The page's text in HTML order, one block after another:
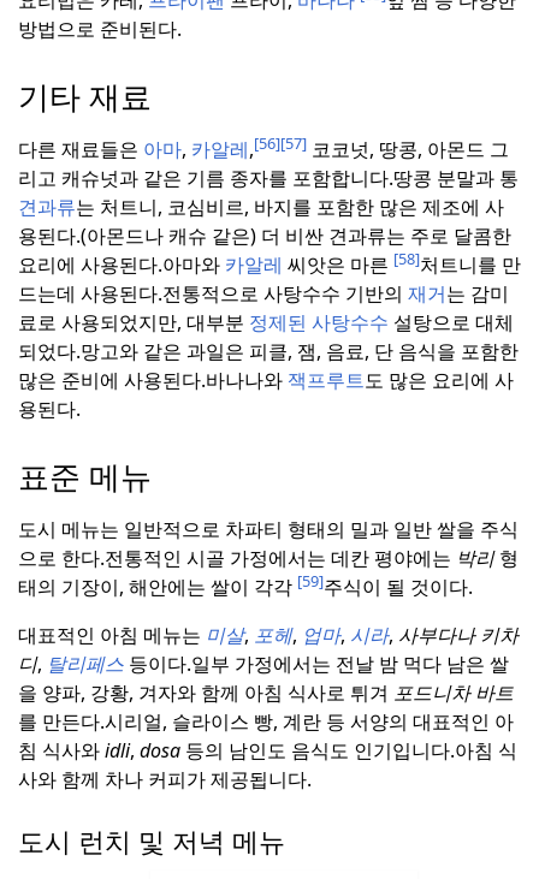
방법으로 준비된다.
기타 재료
다른 재료들은 아마, 카알레,[56][57] 코코넛, 땅콩, 아몬드 그
리고 캐슈넛과 같은 기름 종자를 포함합니다.땅콩 분말과 통
견과류는 처트니, 코심비르, 바지를 포함한 많은 제조에 사
용된다.(아몬드나 캐슈 같은) 더 비싼 견과류는 주로 달콤한
요리에 사용된다.아마와 카알레 씨앗은 마른 [58]처트니를 만
드는데 사용된다.전통적으로 사탕수수 기반의 재거는 감미
료로 사용되었지만, 대부분 정제된 사탕수수 설탕으로 대체
되었다.망고와 같은 과일은 피클, 잼, 음료, 단 음식을 포함한
많은 준비에 사용된다.바나나와 잭프루트도 많은 요리에 사
용된다.
표준 메뉴
도시 메뉴는 일반적으로 차파티 형태의 밀과 일반 쌀을 주식
으로 한다.전통적인 시골 가정에서는 데칸 평야에는 박리형
태의 기장이, 해안에는 쌀이 각각 [59]주식이 될 것이다.
대표적인 아침 메뉴는 미살, 포헤, 업마, 시라, 사부다나 키차
디, 탈리페스 등이다.일부 가정에서는 전날 밤 먹다 남은 쌀
을 양파, 강황, 겨자와 함께 아침 식사로 튀겨 포드니차 바트
를 만든다.시리얼, 슬라이스 빵, 계란 등 서양의 대표적인 아
침 식사와idli, dosa 등의 남인도 음식도 인기입니다.아침 식
사와 함께 차나 커피가 제공됩니다.
도시 런치 및 저녁 메뉴